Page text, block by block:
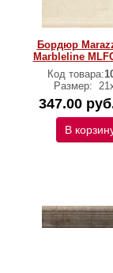
Бордюр
Marbleline
Код товара:
Размер:
347.00
В